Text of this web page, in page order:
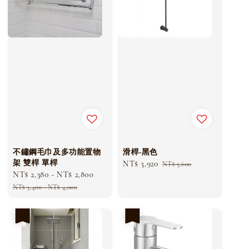
不鏽鋼毛巾及多功能置物
架 雙桿 單桿
Sale
price
NT$ 2,380 - NT$ 2,800
NT$ 3,400-NT$ 4,000
滑桿-黑色
Sale
NT$ 3,920 Regular
NT$ 5,600